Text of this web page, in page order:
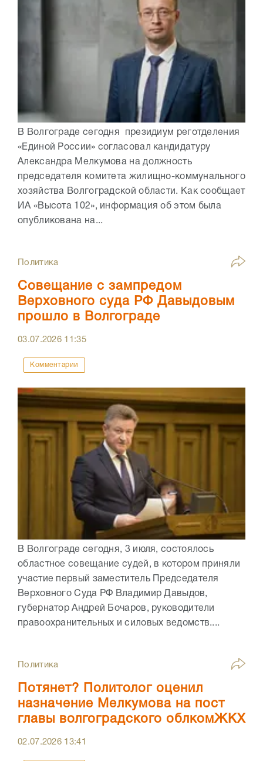
В Волгограде сегодня президиум реготделения
«Единой России» согласовал кандидатуру
Александра Мелкумова на должность
председателя комитета жилищно-коммунального
хозяйства Волгоградской области. Как сообщает
ИА «Высота 102», информация об этом была
опубликована на...
Политика
Совещание с зампредом
Верховного суда РФ Давыдовым
прошло в Волгограде
03.07.2026 11:35
Комментарии
В Волгограде сегодня, 3 июля, состоялось
областное совещание судей, в котором приняли
участие первый заместитель Председателя
Верховного Суда РФ Владимир Давыдов,
губернатор Андрей Бочаров, руководители
правоохранительных и силовых ведомств....
Политика
Потянет? Политолог оценил
назначение Мелкумова на пост
главы волгоградского облкомЖКХ
02.07.2026 13:41